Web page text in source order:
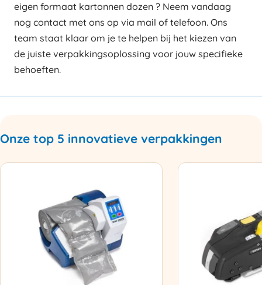
eigen formaat kartonnen dozen ? Neem vandaag
nog contact met ons op via mail of telefoon. Ons
team staat klaar om je te helpen bij het kiezen van
de juiste verpakkingsoplossing voor jouw specifieke
behoeften.
Onze top 5 innovatieve verpakkingen